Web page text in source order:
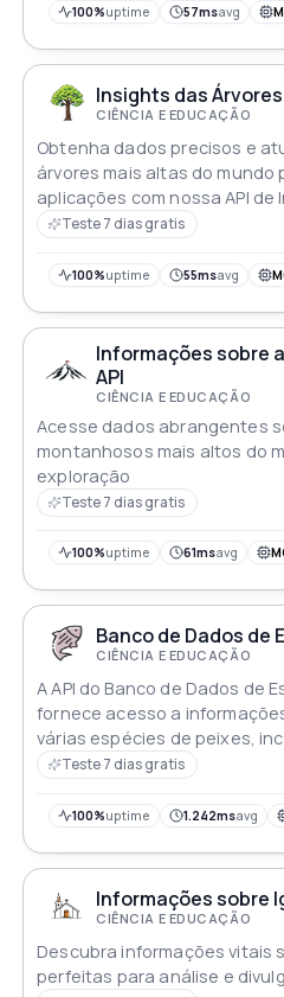
100%uptime 57msavg
Insights das
CIÊNCIA E EDUCAÇÃO
Obtenha dados precisos e
árvores mais altas do mundo
aplicações com nossa API
Mais Altas
Teste 7 dias gratis
100%uptime 55msavg
Informações sobre
API
CIÊNCIA E EDUCAÇÃO
Acesse dados abrangentes
montanhosos mais altos do
exploração
Teste 7 dias gratis
100%uptime 61msavg
Banco de Dados de
CIÊNCIA E EDUCAÇÃO
A API do Banco de Dados de
fornece acesso a
várias espécies de peixes,
científicos, nomes comuns,
pesqueiras e qualquer
constantemente atualizada
recentes para garantir os
atualizados
Teste 7 dias gratis
100%uptime 1.242msavg
Informações sobre
CIÊNCIA E EDUCAÇÃO
Descubra informações vitais
perfeitas para análise e